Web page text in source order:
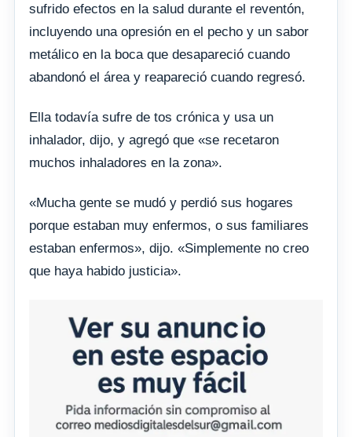
sufrido efectos en la salud durante el reventón,
incluyendo una opresión en el pecho y un sabor
metálico en la boca que desapareció cuando
abandonó el área y reapareció cuando regresó.
Ella todavía sufre de tos crónica y usa un
inhalador, dijo, y agregó que «se recetaron
muchos inhaladores en la zona».
«Mucha gente se mudó y perdió sus hogares
porque estaban muy enfermos, o sus familiares
estaban enfermos», dijo. «Simplemente no creo
que haya habido justicia».